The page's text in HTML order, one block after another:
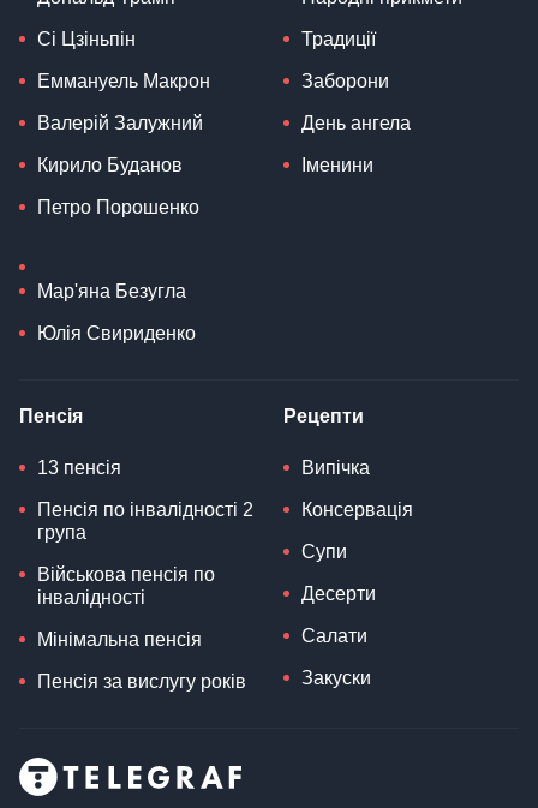
Сі Цзіньпін
Еммануель Макрон
Валерій Залужний
Кирило Буданов
Петро Порошенко
Мар'яна Безугла
Юлія Свириденко
Традиції
Заборони
День ангела
Іменини
Пенсія
13 пенсія
Пенсія по інвалідності 2
група
Військова пенсія по
інвалідності
Мінімальна пенсія
Пенсія за вислугу років
Рецепти
Випічка
Консервація
Супи
Десерти
Салати
Закуски